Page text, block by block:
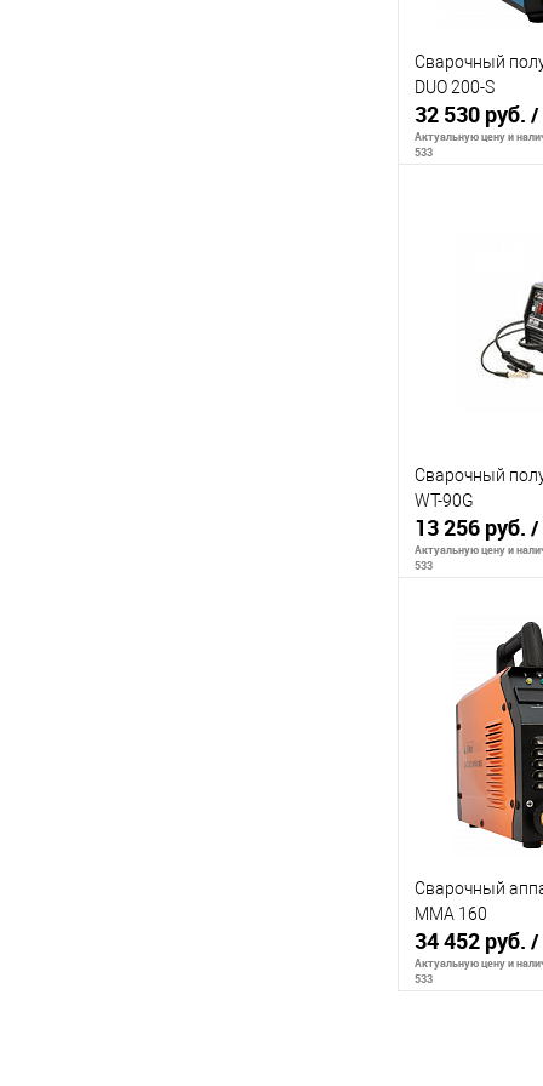
Сварочный
DUO 200-S
32 530 руб. /
Актуальную цену и
533
К сравнению
В избранное
Сварочный
WT-90G
13 256 руб. /
Актуальную цену и
533
К сравнению
В избранное
Сварочный
MMA 160
34 452 руб. /
Актуальную цену и
533